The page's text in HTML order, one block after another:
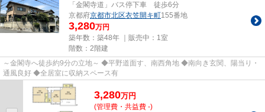
「金閣寺道」バス停下車 徒歩6分
京都府京都市北区衣笠開キ町155番地
3,280万円
築年数：築48年 ｜販売中： 1室
階数：2階建
～金閣寺へ徒歩約9分の立地～ ◆平野道面す、南西角地 ◆南向き玄関、陽当り・
通風良好 ◆全居室に収納スペース有
3,280万円
(管理費・共益費 -)